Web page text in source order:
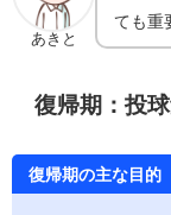
あきと
ても重
復帰期：投
復帰期の主な目的